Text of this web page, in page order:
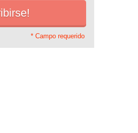
* Campo requerido